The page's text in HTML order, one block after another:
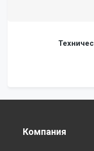
Компания